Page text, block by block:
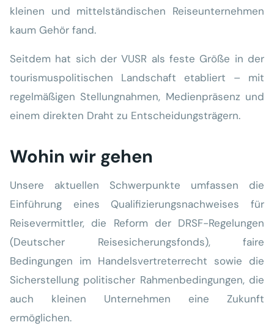
kleinen und mittelständischen Reiseunternehmen
kaum Gehör fand.
Seitdem hat sich der VUSR als feste Größe in der
tourismuspolitischen Landschaft etabliert – mit
regelmäßigen Stellungnahmen, Medienpräsenz und
einem direkten Draht zu Entscheidungsträgern.
Wohin wir gehen
Unsere aktuellen Schwerpunkte umfassen die
Einführung eines Qualifizierungsnachweises für
Reisevermittler, die Reform der DRSF-Regelungen
(Deutscher Reisesicherungsfonds), faire
Bedingungen im Handelsvertreterrecht sowie die
Sicherstellung politischer Rahmenbedingungen, die
auch kleinen Unternehmen eine Zukunft
ermöglichen.